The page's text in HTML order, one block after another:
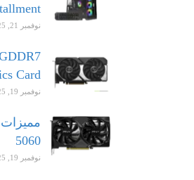
نوفمبر 21, 2025
Card
نوفمبر 19, 2025
5060
نوفمبر 19, 2025